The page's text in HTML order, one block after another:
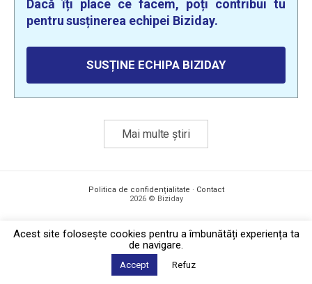
Dacă îți place ce facem, poți contribui tu
pentru susținerea echipei Biziday.
SUSȚINE ECHIPA BIZIDAY
Mai multe știri
Politica de confidențialitate · Contact
2026 © Biziday
Acest site foloseşte cookies pentru a îmbunătăți experiența ta
de navigare.
Accept Refuz